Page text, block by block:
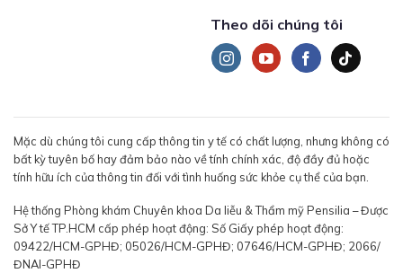
Theo dõi chúng tôi
Mặc dù chúng tôi cung cấp thông tin y tế có chất lượng, nhưng không có
bất kỳ tuyên bố hay đảm bảo nào về tính chính xác, độ đầy đủ hoặc
tính hữu ích của thông tin đối với tình huống sức khỏe cụ thể của bạn.
Hệ thống Phòng khám Chuyên khoa Da liễu & Thẩm mỹ Pensilia – Được
Sở Y tế TP.HCM cấp phép hoạt động: Số Giấy phép hoạt động:
09422/HCM-GPHĐ; 05026/HCM-GPHĐ; 07646/HCM-GPHĐ; 2066/
ĐNAI-GPHĐ